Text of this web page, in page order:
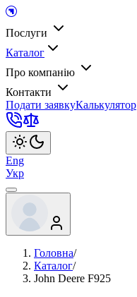
Послуги
Каталог
Про компанію
Контакти
Подати заявкуКалькулятор
Eng
Укр
Головна/
Каталог/
John Deere F925